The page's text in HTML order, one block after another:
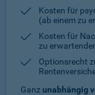
Kosten für
(ab einem zu
Kosten für
zu
Optionsrecht
Ganz unabhängig